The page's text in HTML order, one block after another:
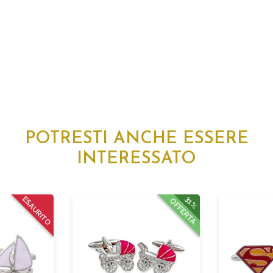
POTRESTI ANCHE ESSERE
INTERESSATO
ESAURITO 31%
OFFERTA